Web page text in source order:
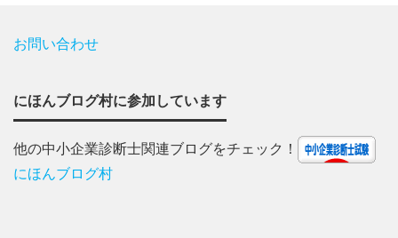
お問い合わせ
にほんブログ村に参加しています
他の中小企業診断士関連ブログをチェック！
にほんブログ村